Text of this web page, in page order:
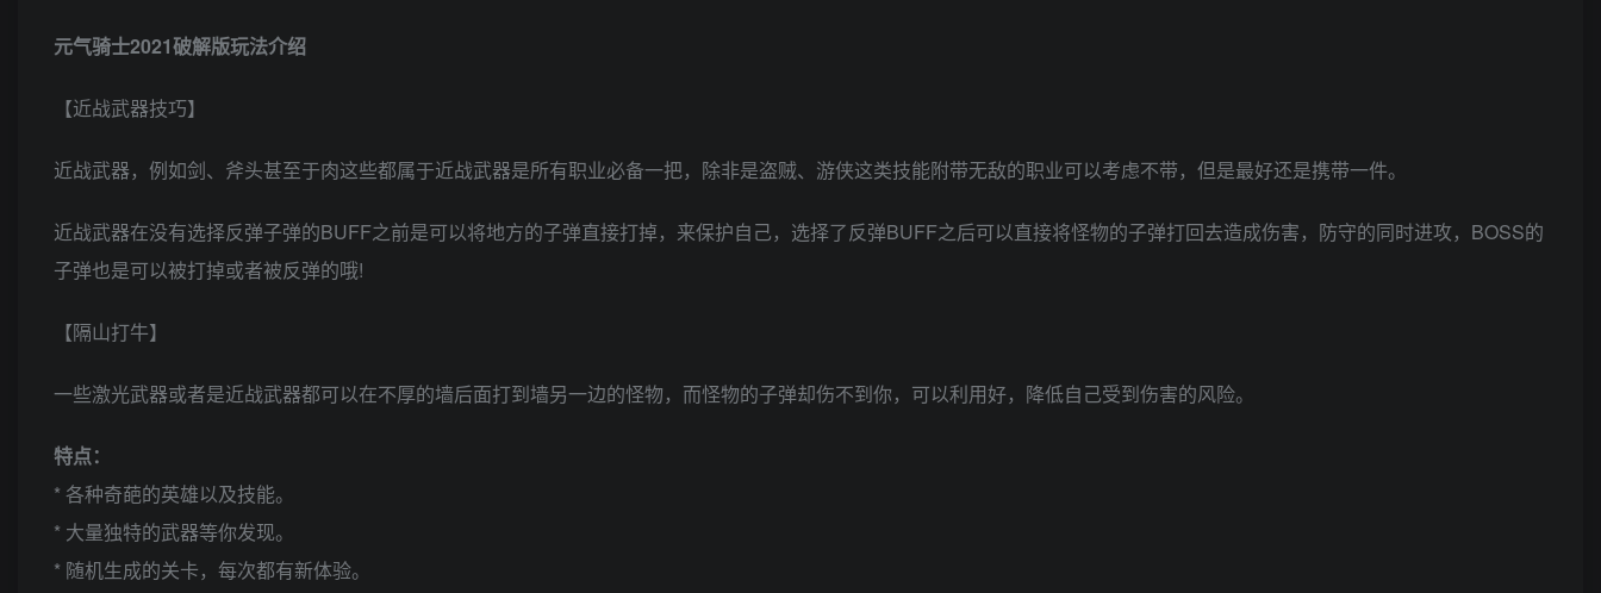
元气骑士2021破解版玩法介绍
【近战武器技巧】
近战武器，例如剑、斧头甚至于肉这些都属于近战武器是所有职业必备一把，除非是盗贼、游侠这类技能附带无敌的职业可以考虑不带，但是最好还是携带一件。
近战武器在没有选择反弹子弹的BUFF之前是可以将地方的子弹直接打掉，来保护自己，选择了反弹BUFF之后可以直接将怪物的子弹打回去造成伤害，防守的同时进攻，BOSS的
子弹也是可以被打掉或者被反弹的哦!
【隔山打牛】
一些激光武器或者是近战武器都可以在不厚的墙后面打到墙另一边的怪物，而怪物的子弹却伤不到你，可以利用好，降低自己受到伤害的风险。
特点：
* 各种奇葩的英雄以及技能。
* 大量独特的武器等你发现。
* 随机生成的关卡，每次都有新体验。